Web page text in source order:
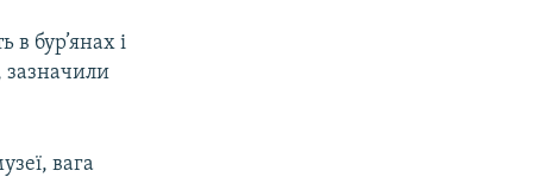
в бур’янах і
зазначили
вага